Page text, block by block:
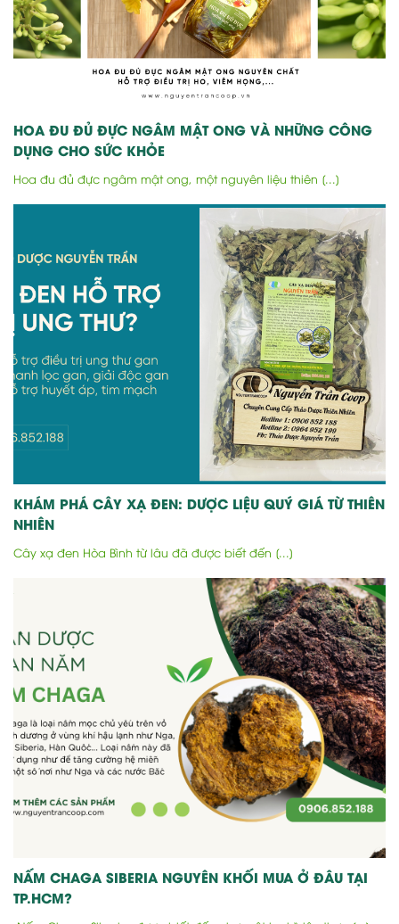
HOA ĐU ĐỦ ĐỰC NGÂM MẬT ONG VÀ NHỮNG CÔNG
DỤNG CHO SỨC KHỎE
Hoa đu đủ đực ngâm mật ong, một nguyên liệu thiên [...]
KHÁM PHÁ CÂY XẠ ĐEN: DƯỢC LIỆU QUÝ GIÁ TỪ THIÊN
NHIÊN
Cây xạ đen Hòa Bình từ lâu đã được biết đến [...]
NẤM CHAGA SIBERIA NGUYÊN KHỐI MUA Ở ĐÂU TẠI
TP.HCM?